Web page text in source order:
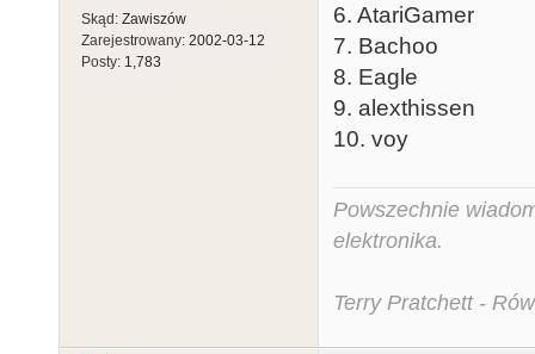
Skąd: Zawiszów
Zarejestrowany: 2002-03-12
Posty: 1,783
6. AtariGamer
7. Bachoo
8. Eagle
9. alexthissen
10. voy
Powszechnie
elektronika.
Terry Pratchett -